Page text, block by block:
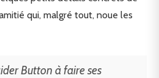
qui, malgré tout, noue les
Button à faire ses